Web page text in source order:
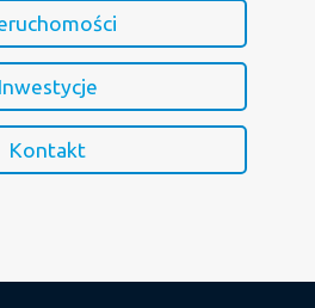
Inwestycje
Kontakt